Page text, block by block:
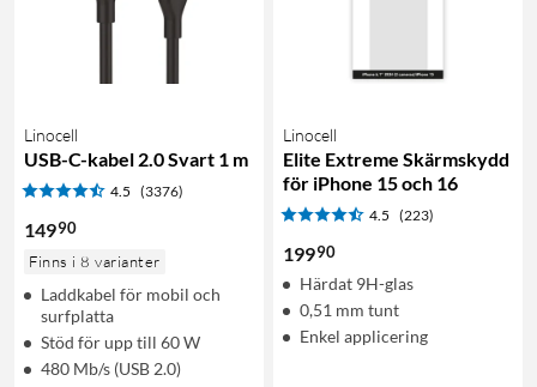
Linocell
USB-C-kabel 2.0 Svart 1 m
4.5 (3376)
14990
Finns i 8 varianter
Laddkabel för mobil och
surfplatta
Stöd för upp till 60 W
480 Mb/s (USB 2.0)
Linocell
Elite Extreme Skärmskydd
för iPhone 15 och 16
4.5 (223)
19990
Härdat 9H-glas
0,51 mm tunt
Enkel applicering